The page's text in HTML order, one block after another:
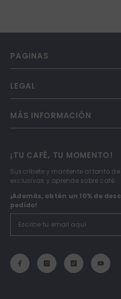
PAGINAS
LEGAL
MÁS INFORMACIÓN
¡TU CAFÉ, TU MOMENTO!
Suscríbete y mantente al tanto
exclusivas y aprende sobre café.
¡Además, obtén un 10% de
pedido!